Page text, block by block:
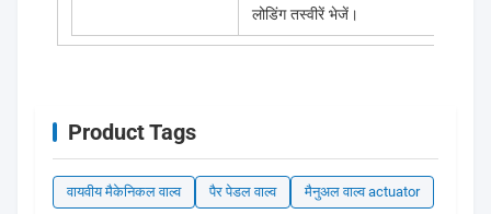
लोडिंग तस्वीरें भेजें।
Product Tags
वायवीय मैकेनिकल वाल्व पैर पेडल वाल्व मैनुअल वाल्व actuator